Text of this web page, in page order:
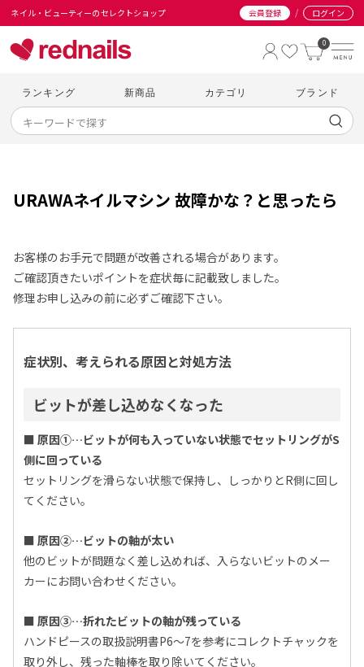
ネイル・ビューティーのセレクトショップ 会員登録 / ログイン
0
ランキング 新商品 カテゴリ ブランド
URAWAネイルマシン 故障かな？と思ったら
お客様のお手元で問題が改善される場合があります。
ご確認頂きたいポイントを症状毎に記載致しました。
修理お申し込みの前に必ずご確認下さい。
症状別、考えられる原因と対処方法
ビットが差し込めなくなった
■ 原因①…ビットが何も入っていない状態でセットリングがS
側に回っている
セットリングを滑らない状態で保持し、しっかりとR側に回し
てください。
■ 原因②…ビットの軸が太い
他のビットが問題なく差し込めれば、入らないビットのメー
カーにお問い合わせください。
■ 原因③…折れたビットの軸が残っている
ハンドピースの取扱説明書P6～7を参考にコレクトチャックを
取り外し、残った軸棒を取り除いてください。